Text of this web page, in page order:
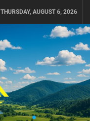
THURSDAY, AUGUST 6, 2026